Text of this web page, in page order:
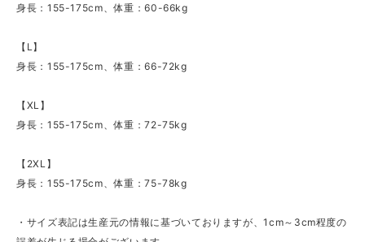
身長：155-175cm、体重：60-66kg
【L】
身長：155-175cm、体重：66-72kg
【XL】
身長：155-175cm、体重：72-75kg
【2XL】
身長：155-175cm、体重：75-78kg
・サイズ表記は生産元の情報に基づいておりますが、1cm～3cm程度の